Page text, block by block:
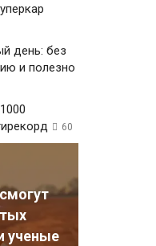
день: без
и полезно
60
ученые